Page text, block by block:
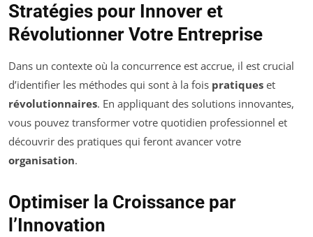
Stratégies pour Innover et
Révolutionner Votre Entreprise
Dans un contexte où la concurrence est accrue, il est crucial
d’identifier les méthodes qui sont à la fois pratiques et
révolutionnaires. En appliquant des solutions innovantes,
vous pouvez transformer votre quotidien professionnel et
découvrir des pratiques qui feront avancer votre
organisation.
Optimiser la Croissance par
l’Innovation